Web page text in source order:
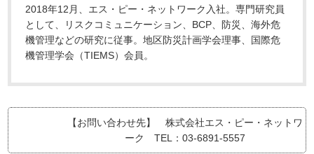
2018年12月、エス・ピー・ネットワーク入社。専門研究員
として、リスクコミュニケーション、BCP、防災、海外危
機管理などの研究に従事。地区防災計画学会理事、国際危
機管理学会（TIEMS）会員。
【お問い合わせ先】 株式会社エス・ピー・ネットワ
ーク TEL：03-6891-5557